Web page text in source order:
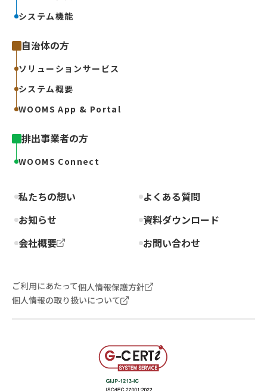
システム機能
自治体の方
ソリューションサービス
システム概要
WOOMS App & Portal
排出事業者の方
WOOMS Connect
私たちの想い
よくある質問
お知らせ
資料ダウンロード
お問い合わせ
会社概要
ご利用にあたって個人情報保護方針
個人情報の取り扱いについて